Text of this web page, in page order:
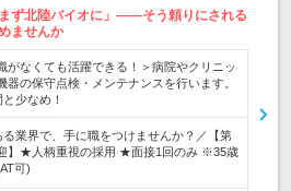
ず北陸バイオに」――そう頼りにされる
ませんか
がなくても活躍できる！＞病院やクリニッ
器の保守点検・メンテナンスを行います。
少なめ！
る業界で、手に職をつけませんか？／【第
】★人柄重視の採用 ★面接1回のみ ※35歳
可)